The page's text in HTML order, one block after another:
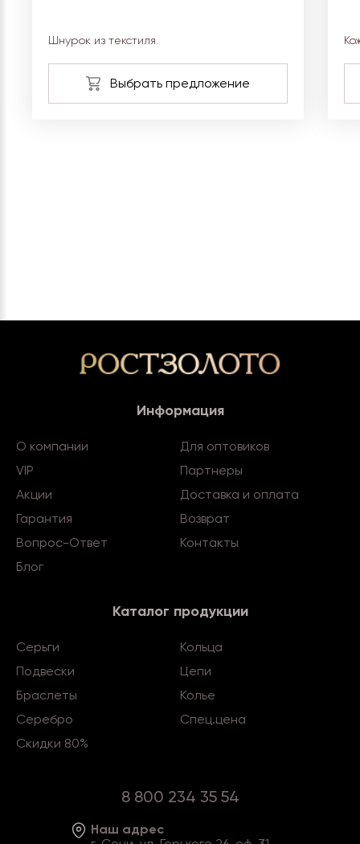
Шнурок из текстиля.
Информация
О компании
Для оптовиков
VIP
Партнеры
Акции
Доставка и оплата
Гарантия
Возврат
Вопрос-Ответ
Контакты
Блог
Каталог продукции
Серьги
Кольца
Подвески
Цепи
Браслеты
Колье
Серебро
Спец.цена
Скидки 80%
8 800 234 35 54
Наш адрес